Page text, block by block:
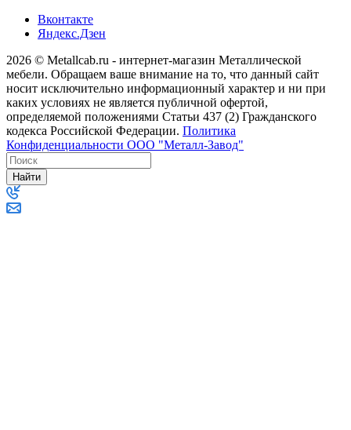
Вконтакте
Яндекс.Дзен
2026 © Metallcab.ru - интернет-магазин Металлической
мебели. Обращаем ваше внимание на то, что данный сайт
носит исключительно информационный характер и ни при
каких условиях не является публичной офертой,
определяемой положениями Статьи 437 (2) Гражданского
кодекса Российской Федерации. Политика
Конфиденциальности ООО "Металл-Завод"
Найти